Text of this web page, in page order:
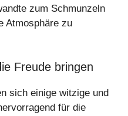
zum Schmunzeln
Atmosphäre zu
Freude bringen
sich einige witzige und
für die